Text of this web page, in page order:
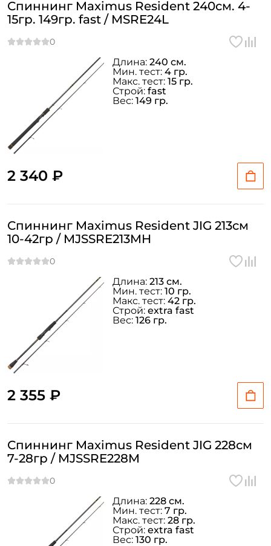
Спиннинг Maximus Resident 240см. 4-
15гр. 149гр. fast / MSRE24L
2 340 ₽
Длина: 240 см.
Мин. тест: 4 гр.
Макс. тест: 15 гр.
Строй: fast
Вес: 149 гр.
Спиннинг Maximus Resident JIG 213см
10-42гр / MJSSRE213MH
2 355 ₽
Длина: 213 см.
Мин. тест: 10 гр.
Макс. тест: 42 гр.
Строй: extra fast
Вес: 126 гр.
Спиннинг Maximus Resident JIG 228см
7-28гр / MJSSRE228M
Длина: 228 см.
Мин. тест: 7 гр.
Макс. тест: 28 гр.
Строй: extra fast
Вес: 130 гр.